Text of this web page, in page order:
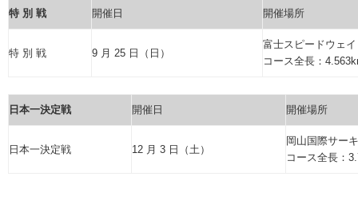
特 別 戦 開催日 開催場所
特 別 戦 9 月 25 日（日）
富士スピードウェイ
コース全長：
日本一決定戦 開催日 開催場所
日本一決定戦 12 月 3 日（土）
岡山国際サー
コース全長：